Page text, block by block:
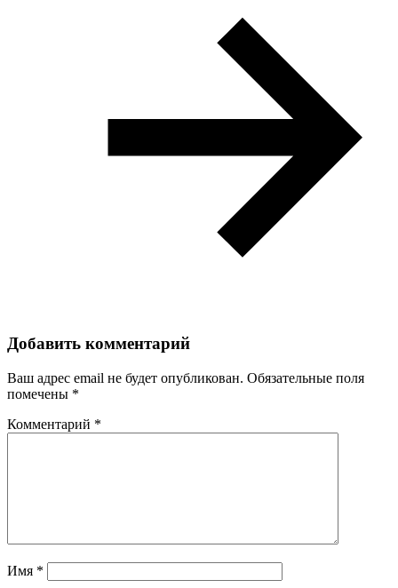
Добавить комментарий
Ваш адрес email не будет опубликован. Обязательные поля
помечены *
Комментарий *
Имя *